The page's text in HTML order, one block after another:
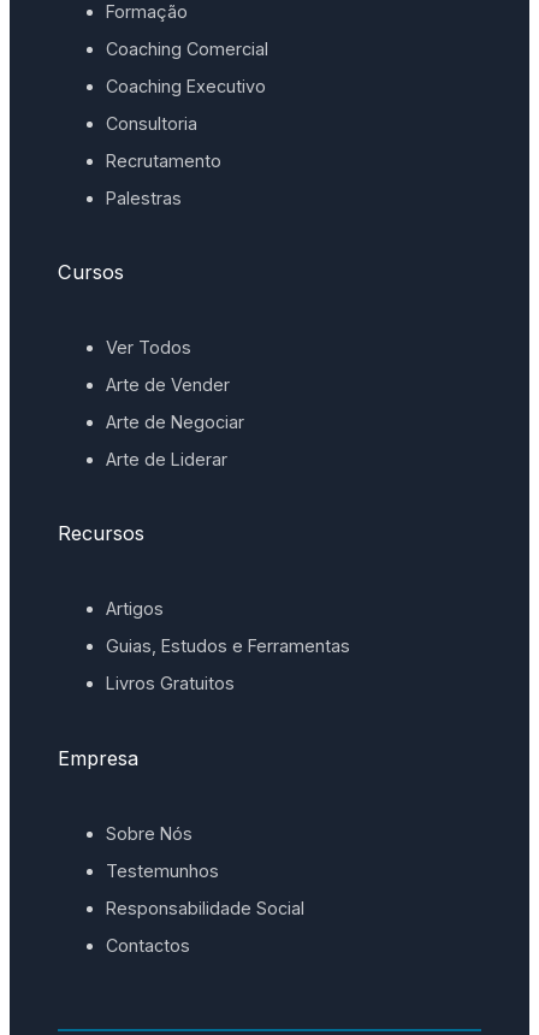
Formação
Coaching Comercial
Coaching Executivo
Consultoria
Recrutamento
Palestras
Cursos
Ver Todos
Arte de Vender
Arte de Negociar
Arte de Liderar
Recursos
Artigos
Guias, Estudos e Ferramentas
Livros Gratuitos
Empresa
Sobre Nós
Testemunhos
Responsabilidade Social
Contactos